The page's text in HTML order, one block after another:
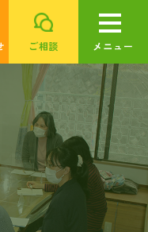
ご相談 メニュー